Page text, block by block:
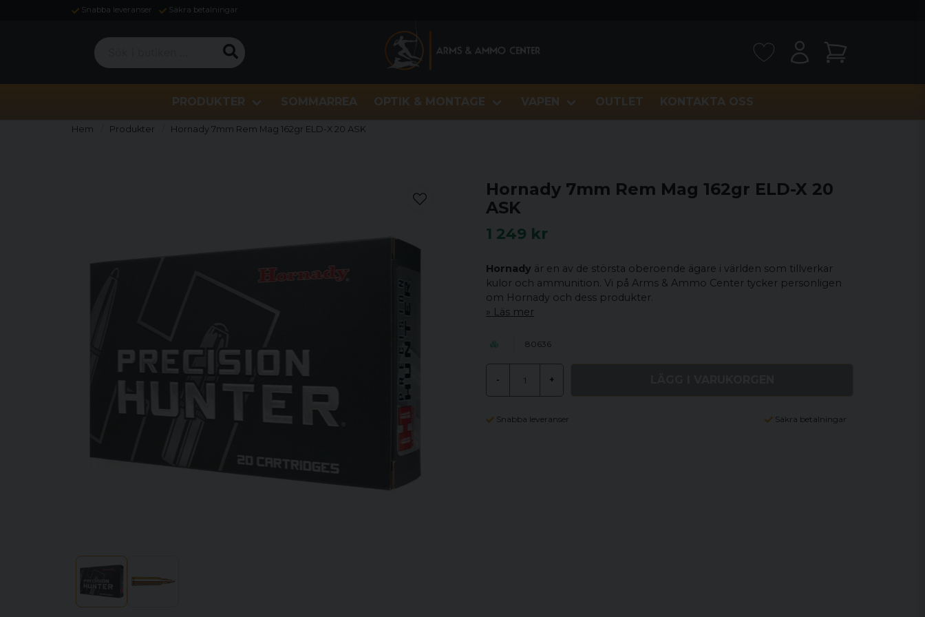
Snabba leveranser Säkra betalningar
Sök i butiken ...
PRODUKTER SOMMARREA OPTIK & MONTAGE VAPEN OUTLET KONTAKTA OSS
Hem Produkter Hornady 7mm Rem Mag 162gr ELD-X 20 ASK
Hornady 7mm Rem Mag 162gr ELD-X 20
ASK
1 249 kr
Hornady är en av de största oberoende ägare i världen som tillverkar
kulor och ammunition. Vi på Arms & Ammo Center tycker personligen
om Hornady och dess produkter.
Läs mer
80636
- +
Snabba leveranser Säkra betalningar